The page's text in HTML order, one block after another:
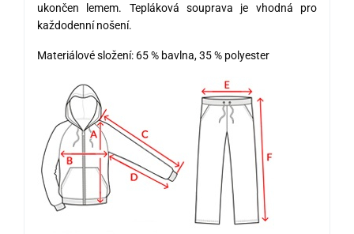
ukončen lemem. Tepláková souprava je vhodná pro
každodenní nošení.
Materiálové složení: 65 % bavlna, 35 % polyester